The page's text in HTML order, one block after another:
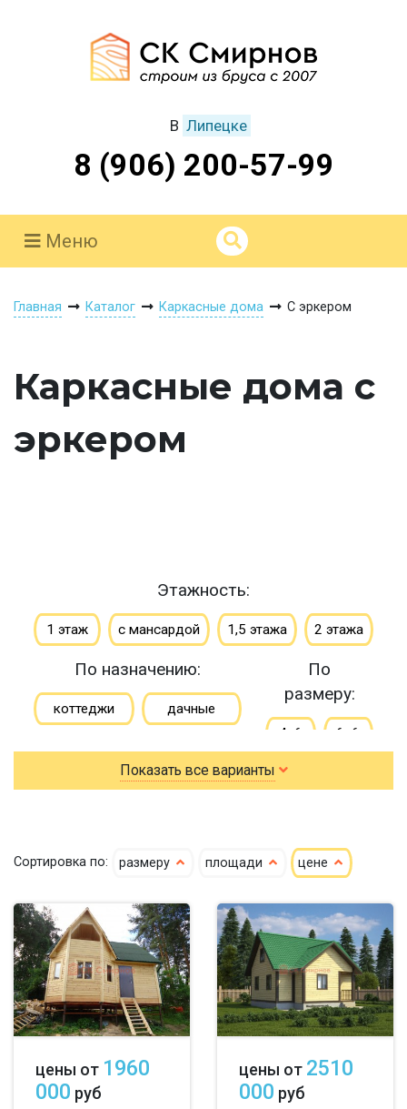
В Липецке
8 (906) 200-57-99
Меню
Главная Каталог Каркасные дома С эркером
Каркасные дома с
эркером
Этажность:
1 этаж с мансардой 1,5 этажа 2 этажа
По назначению:
коттеджи дачные
зимние
для постоянного проживания
По
размеру:
4х6 6х6
6х7
7х9 7х10
9х9
10х12
большие
маленькие
Показать все варианты
Сортировка по: размеру площади цене
цены от 1960
000 руб
цены от 2510
000 руб